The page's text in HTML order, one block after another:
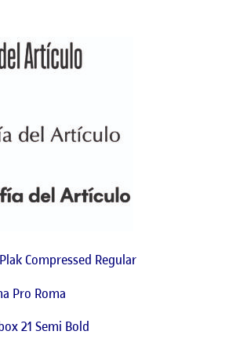
Compressed Regular
Pro Roma
21 Semi Bold